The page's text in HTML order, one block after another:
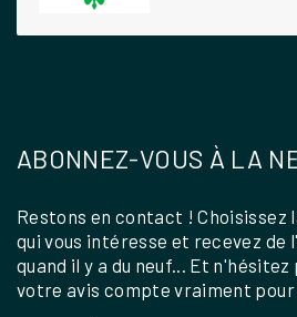
ABONNEZ-VOUS À LA
Restons en contact !
qui vous intéresse et recevez de
quand il y a du neuf... Et
votre avis compte vraiment pour